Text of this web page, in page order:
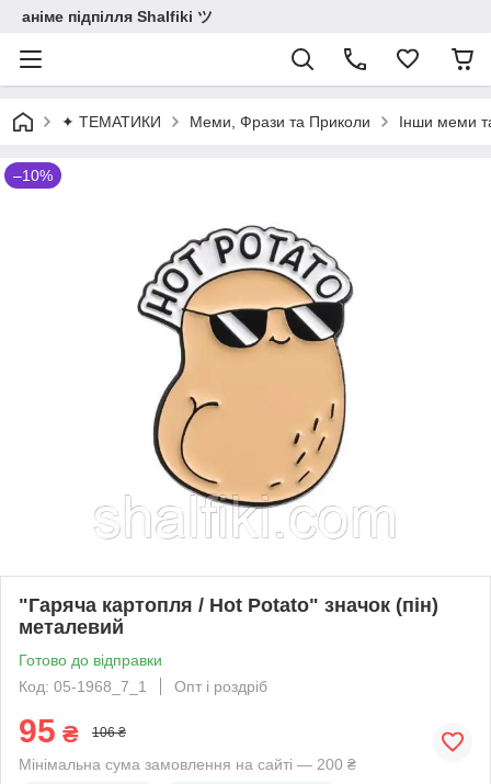
аніме підпілля Shalfiki ツ
✦ ТЕМАТИКИ Меми, Фрази та Приколи Інши меми
–10%
"Гаряча картопля / Hot Potato" значок (пін)
металевий
Готово до відправки
Код: 05-1968_7_1
Опт і роздріб
95 ₴ 106 ₴
Мінімальна сума замовлення на сайті — 200 ₴